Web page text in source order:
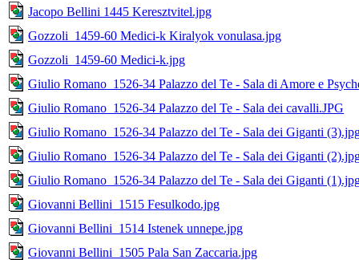
Jacopo Bellini 1445 Keresztvitel.jpg
Gozzoli_1459-60 Medici-k Kiralyok vonulasa.jpg
Gozzoli_1459-60 Medici-k.jpg
Giulio Romano_1526-34 Palazzo del Te - Sala di Amore e
Giulio Romano_1526-34 Palazzo del Te - Sala dei cavalli.JPG
Giulio Romano_1526-34 Palazzo del Te - Sala dei Giganti
Giulio Romano_1526-34 Palazzo del Te - Sala dei Giganti
Giulio Romano_1526-34 Palazzo del Te - Sala dei Giganti
Giovanni Bellini_1515 Fesulkodo.jpg
Giovanni Bellini_1514 Istenek unnepe.jpg
Giovanni Bellini_1505 Pala San Zaccaria.jpg